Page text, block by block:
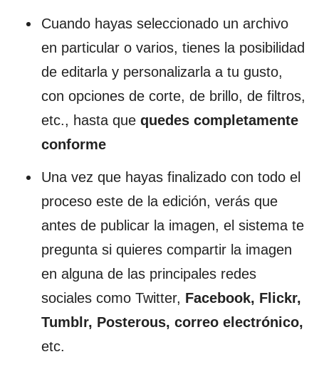
Cuando hayas seleccionado un archivo
en particular o varios, tienes la posibilidad
de editarla y personalizarla a tu gusto,
con opciones de corte, de brillo, de filtros,
etc., hasta que quedes completamente
conforme
Una vez que hayas finalizado con todo el
proceso este de la edición, verás que
antes de publicar la imagen, el sistema te
pregunta si quieres compartir la imagen
en alguna de las principales redes
sociales como Twitter, Facebook, Flickr,
Tumblr, Posterous, correo electrónico,
etc.